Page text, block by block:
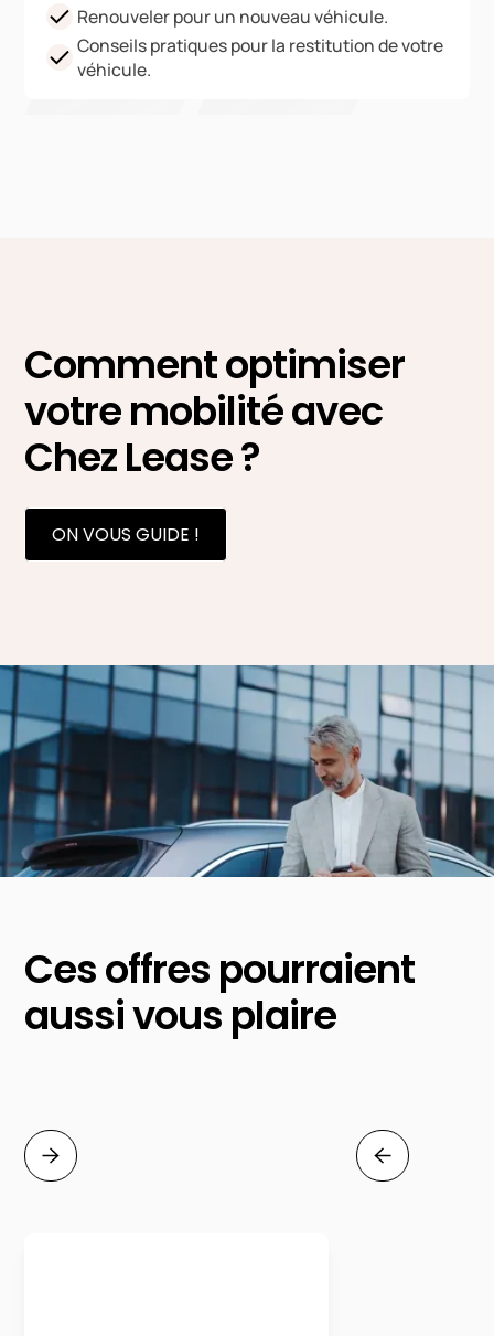
Renouveler pour un nouveau véhicule.
Conseils pratiques pour la restitution de votre
véhicule.
Comment optimiser
votre mobilité avec
Chez Lease ?
ON VOUS GUIDE !
Ces offres pourraient
aussi vous plaire